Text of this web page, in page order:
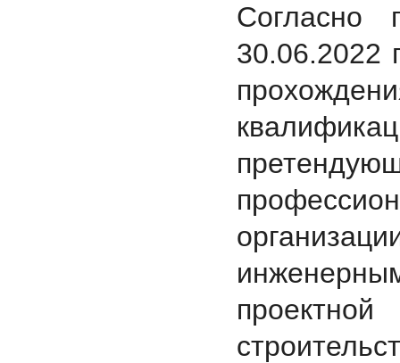
Согласно
30.06.2022